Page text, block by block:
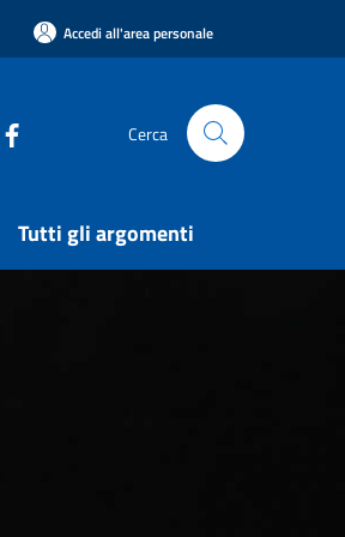
Accedi all'area personale
Cerca
Tutti gli argomenti